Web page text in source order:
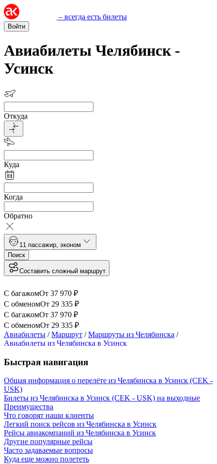
– всегда есть билеты
Войти
Авиабилеты Челябинск -
Усинск
Откуда
Куда
Когда
Обратно
1 1 пассажир эконом
Поиск
Составить сложный маршрут
С багажомОт 37 970 ₽
С обменомОт 29 335 ₽
С багажомОт 37 970 ₽
С обменомОт 29 335 ₽
Авиабилеты /Маршрут /Маршруты из Челябинска /
Авиабилеты из Челябинска в Усинск
Быстрая навигация
Общая информация о перелёте из Челябинска в Усинск (CEK -
USK)
Билеты из Челябинска в Усинск (CEK - USK) на выходные
Преимущества
Что говорят наши клиенты
Легкий поиск рейсов из Челябинска в Усинск
Рейсы авиакомпаний из Челябинска в Усинск
Другие популярные рейсы
Часто задаваемые вопросы
Куда еще можно полететь